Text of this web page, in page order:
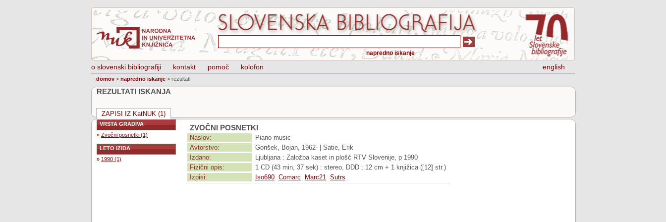
napredno iskanje
o slovenski bibliografiji kontakt pomoč kolofon english
domov > napredno iskanje > rezultati
REZULTATI ISKANJA
ZAPISI IZ KatNUK (1)
VRSTA GRADIVA
» Zvočni posnetki (1)
LETO IZIDA
» 1990 (1)
ZVOČNI POSNETKI
Naslov:
Piano music
Avtorstvo:
Gorišek, Bojan, 1962- | Satie, Erik
Izdano:
Ljubljana : Založba kaset in plošč RTV Slovenije, p 1990
Fizični opis:
1 CD (43 min, 37 sek) : stereo, DDD ; 12 cm + 1 knjižica ([12] str.)
Izpisi:
Iso690 Comarc Marc21 Sutrs